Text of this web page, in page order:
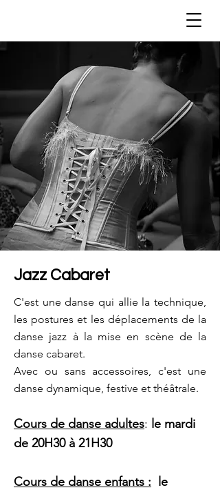
Jazz Cabaret
C'est une danse qui allie la technique,
les postures et les déplacements de la
danse jazz à la mise en scène de la
danse cabaret.
Avec ou sans accessoires, c'est une
danse dynamique, festive et théâtrale.
Cours de danse adultes: le mardi
de 20H30 à 21H30
Cours de danse enfants : le